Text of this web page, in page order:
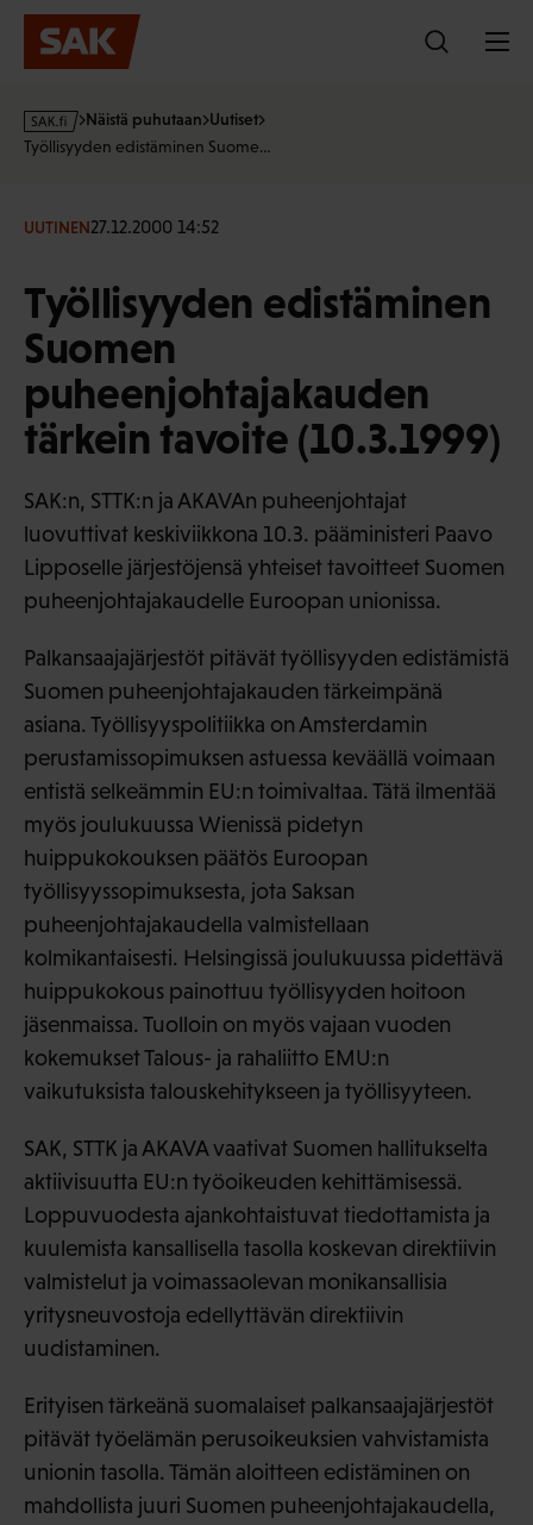
Hyppää
sisältöön
s
a
f
Näistä puhutaan Uutiset
Työllisyyden edistäminen Suome…
UUTINEN27.12.2000 14:52
Työllisyyden edistäminen
Suomen
puheenjohtajakauden
tärkein tavoite (10.3.1999)
SAK:n, STTK:n ja AKAVAn puheenjohtajat
luovuttivat keskiviikkona 10.3. pääministeri Paavo
Lipposelle järjestöjensä yhteiset tavoitteet Suomen
puheenjohtajakaudelle Euroopan unionissa.
Palkansaajajärjestöt pitävät työllisyyden edistämistä
Suomen puheenjohtajakauden tärkeimpänä
asiana. Työllisyyspolitiikka on Amsterdamin
perustamissopimuksen astuessa keväällä voimaan
entistä selkeämmin EU:n toimivaltaa. Tätä ilmentää
myös joulukuussa Wienissä pidetyn
huippukokouksen päätös Euroopan
työllisyyssopimuksesta, jota Saksan
puheenjohtajakaudella valmistellaan
kolmikantaisesti. Helsingissä joulukuussa pidettävä
huippukokous painottuu työllisyyden hoitoon
jäsenmaissa. Tuolloin on myös vajaan vuoden
kokemukset Talous- ja rahaliitto EMU:n
vaikutuksista talouskehitykseen ja työllisyyteen.
SAK, STTK ja AKAVA vaativat Suomen hallitukselta
aktiivisuutta EU:n työoikeuden kehittämisessä.
Loppuvuodesta ajankohtaistuvat tiedottamista ja
kuulemista kansallisella tasolla koskevan direktiivin
valmistelut ja voimassaolevan monikansallisia
yritysneuvostoja edellyttävän direktiivin
uudistaminen.
Erityisen tärkeänä suomalaiset palkansaajajärjestöt
pitävät työelämän perusoikeuksien vahvistamista
unionin tasolla. Tämän aloitteen edistäminen on
mahdollista juuri Suomen puheenjohtajakaudella,